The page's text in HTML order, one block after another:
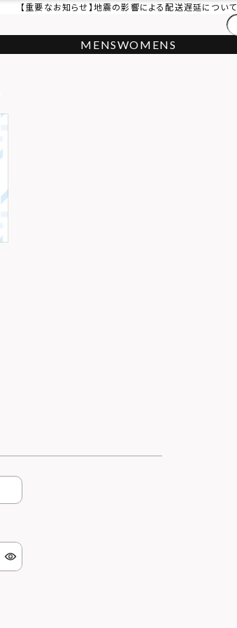
【重要なお知らせ】地震の影響による配送遅延について
MENSWOMENS